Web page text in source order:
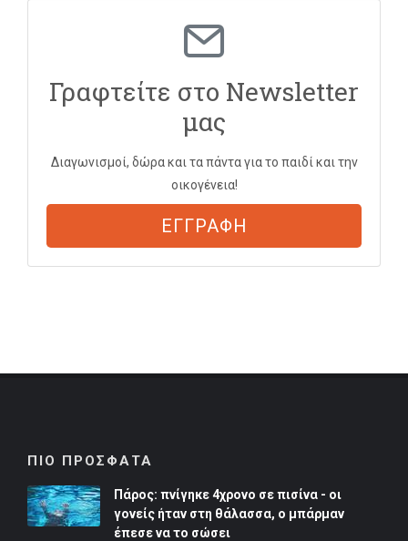
Γραφτείτε στο Newsletter
μας
Διαγωνισμοί, δώρα και τα πάντα για το παιδί και την
οικογένεια!
ΕΓΓΡΑΦΗ
ΠΙΟ ΠΡΟΣΦΑΤΑ
Πάρος: πνίγηκε 4χρονο σε πισίνα - οι
γονείς ήταν στη θάλασσα, ο μπάρμαν
έπεσε να το σώσει